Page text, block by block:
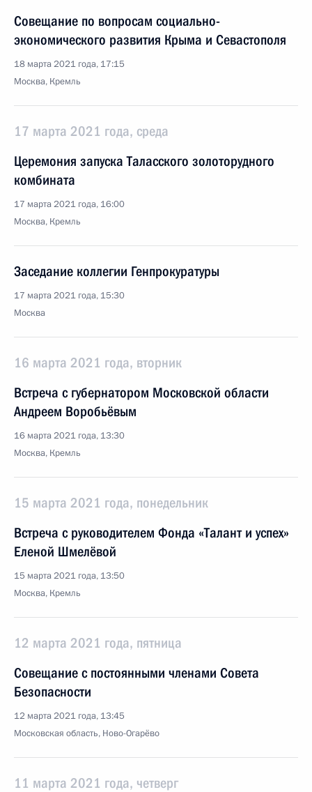
Совещание по вопросам социально-
экономического развития Крыма и Севастополя
18 марта 2021 года, 17:15
Москва, Кремль
17 марта 2021 года, среда
Церемония запуска Таласского золоторудного
комбината
17 марта 2021 года, 16:00
Москва, Кремль
Заседание коллегии Генпрокуратуры
17 марта 2021 года, 15:30
Москва
16 марта 2021 года, вторник
Встреча с губернатором Московской области
Андреем Воробьёвым
16 марта 2021 года, 13:30
Москва, Кремль
15 марта 2021 года, понедельник
Встреча с руководителем Фонда «Талант и успех»
Еленой Шмелёвой
15 марта 2021 года, 13:50
Москва, Кремль
12 марта 2021 года, пятница
Совещание с постоянными членами Совета
Безопасности
12 марта 2021 года, 13:45
Московская область, Ново-Огарёво
11 марта 2021 года, четверг